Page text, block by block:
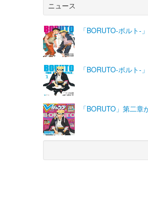
ニュース
「BORUTO-ボルト-
「BORUTO-ボルト-
「BORUTO」第二